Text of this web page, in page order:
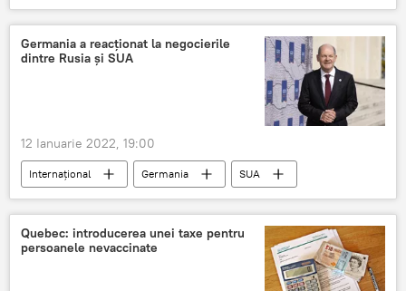
Asociația pentru Protecția Consumatorilor
Mihai Culeafă
Germania a reacționat la negocierile
dintre Rusia și SUA
12 Ianuarie 2022, 19:00
Internaţional Germania
SUA
NATO
Rusia
Quebec: introducerea unei taxe pentru
persoanele nevaccinate